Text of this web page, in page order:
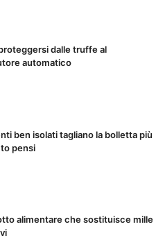
dalle truffe al
automatico
ben isolati tagliano la bolletta più
pensi
alimentare che sostituisce mille